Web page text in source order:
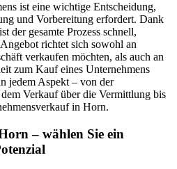
ist eine wichtige Entscheidung,
und Vorbereitung erfordert. Dank
der gesamte Prozess schnell,
richtet sich sowohl an
verkaufen möchten, als auch an
zum Kauf eines Unternehmens
jedem Aspekt – von der
Verkauf über die Vermittlung bis
in Horn.
– wählen Sie ein